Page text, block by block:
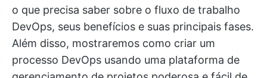
o que precisa saber sobre o fluxo de trabalho
DevOps, seus benefícios e suas principais fases.
Além disso, mostraremos como criar um
processo DevOps usando uma plataforma de